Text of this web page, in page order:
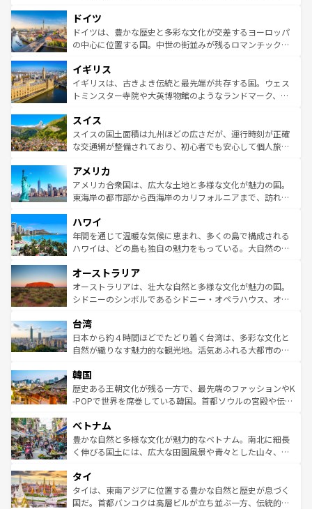
せる。地方によって風土や気候が異なるスペインはその個
性で訪れる人を魅了する。 なお、新着のスペイン情報は コ
ンテンツ一覧を参照してほしい。
で、幅広い魅力が詰まっている。華麗な宮殿、歴史的な大
聖堂、美しいビーチ、そして豊かな自然が、訪れる者を心
から魅了する。また、フランスは美食の国としても知ら
いる。シャンパンの発祥地であるランス、プロヴァンスの
香り高いラベンダー畑など、多彩な楽しみ方が可能だ。さ
らに、パリ以外の地域にも魅力が溢れており、どの街角に
れる地方に足を運ぶとそれぞれで全く異なる文化を体験で
きるだろう。 なお、新着のフランス情報はコンテンツ一覧
を参照してほしい。
ドイツ
ドイツは、豊かな歴史と多彩な文化が交差するヨーロッパ
の中心に位置する国。中世の街並みが残るロマンチック街
顔を持つこの国は、どこを歩いても飽きることがない。ベ
ルリンの文化的活気、バイエルン州のアルプスの絶景、そ
してライン川沿いのワイン畑といった風景は必見。ビール
は、お酒好きな人にはぜひ体験してほしい。 なお、新着の
ドイツ情報はコンテンツ一覧を参照してほしい。
イギリス
イギリスは、古きよき伝統と最先端が共存する国。ウェス
トミンスター寺院や大英博物館のようなランドマーク、歴
リアごとに異なる魅力がある。また、優雅なアフタヌーン
ティー、ビール好きにはたまらない英国パブ、サッカー観
戦など、本場だからこそできる体験も豊富。イギリスを旅
ンツ一覧を参照してほしい。
スイス
スイスの国土面積は九州ほどの広さだが、運行時刻が正確
な交通網が整備されており、初心者でも安心して個人旅行
の建物がそのまま残る町や、スイスならではのユニークな
博物館もあり、アルプス観光だけでなく町歩きも満喫する
ことができる。国民の所得が高いため物価も高いが、旅行
ば市内交通費無料で観光を楽しむこともできる。 なお、新
着のスイス情報はコンテンツ一覧 を参照してほしい。
アメリカ
アメリカ合衆国は、広大な土地と多様な文化が魅力の国。
東海岸の都市部から西海岸のカリフォルニアまで、訪れる
のような巨大都市は、観光、ショッピング、エンターテイ
ンメントが詰まった刺激的なスポットだ。一方、アメリカ
西部には大自然が広がり、グランドキャニオンやイエロー
部のニューオーリンズでは、音楽と美食が融合した独特の
文化が魅力。旅行者はアメリカの各地域で異なる魅力を楽
しみながら、その多様性と豊かな歴史を感じることができ
ならではの贅沢な旅のスタイルだ。 なお、新着のアメリカ
情報はコンテンツ一覧を参照してほしい。
ハワイ
年間を通じて温暖な気候に恵まれ、多くの島で構成される
ハワイは、どの島も独自の魅力をもっている。大自然の神
ワイ島は見逃せない。また、定番の観光地といえばオアフ
島だが、静かな自然を求めるならマウイ島やカウアイ島が
おすすめ。エメラルドグリーンに輝く海をはじめ、豊かな
れるおもてなしの心で訪れる人々を迎えてくれるハワイの
人々、おいしいローカルフードやハワイアンミュージッ
ク、伝統的なフラダンスなど、すべてがハワイの魅力を彩
ワイを、存分に味わってほしい。 なお、新着のハワイ情報
はコンテンツ一覧を参照してほしい。
オーストラリア
オーストラリアは、壮大な自然と多様な文化が魅力の国。
シドニーのシンボルであるシドニー・オペラハウス、オー
リアリーフや大陸中央部にそびえるウルル（エアーズロッ
ク）、タスマニアの美しい原生林やケアンズの熱帯雨林な
ど、見どころがたくさん。また、カフェやワイン、オージ
いる。アクティビティも充実しており、サーフィンやダイ
ビング、ハイキングなど、アウトドア好きにはたまらな
い。オーストラリアの多彩な魅力を存分に味わいつくそ
参照してほしい。
台湾
日本から約４時間ほどでたどり着く台湾は、多彩な文化と
自然が織りなす魅力的な観光地。活気あふれる大都市の台
ン）、静ひつな山岳地帯である台湾東部など、都市の喧騒
と山間の静けさが共存しており、訪れる人に新しい発見と
驚きをもたらしてくれる。また、奥深い台湾の食文化も魅
容にもいいと評判のスイーツなど、バラエティ豊かな料理
が味わえる。 なお、新着の台湾情報は コンテンツ一覧を参
照してほしい。
韓国
歴史ある王朝文化が残る一方で、最先端のファッションやK
-POPで世界を席巻している韓国。首都ソウルの宮殿や伝統
き、地方に足を延ばせば四季折々の自然美を楽しむことが
できる。そして、キムチや焼肉、絶品のストリートフード
まで、さまざまな韓国料理が待っている。夜には、韓国な
リティに包まれながら、韓国の多彩な魅力を心ゆくまで味
わってみてほしい。 なお、新着の韓国情報はコンテンツ一
覧を参照してほしい。
ベトナム
豊かな自然と多様な文化が魅力的なベトナム。南北に細長
く伸びる国土には、広大な田園風景や青々とした山々、世
急速な発展と共に伝統が息づく。ハノイの古い町並みやホ
ーチミン市のフランス統治時代の建物も、独特の雰囲気を
醸し出している。また、バラエティの豊かさとおいしさで
タイ
タイは、東南アジアに位置する豊かな自然と歴史が息づく
国だ。首都バンコクは高層ビルが立ち並ぶ一方、伝統的な